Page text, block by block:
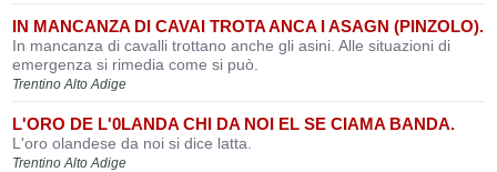
IN MANCANZA DI CAVAI TROTA ANCA I ASAGN (PINZOLO).
In mancanza di cavalli trottano anche gli asini. Alle situazioni di
emergenza si rimedia come si può.
Trentino Alto Adige
L'ORO DE L'0LANDA CHI DA NOI EL SE CIAMA BANDA.
L'oro olandese da noi si dice latta.
Trentino Alto Adige